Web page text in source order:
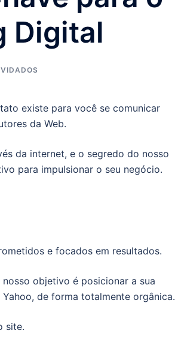
Digital
existe para você se comunicar
da Web.
da internet, e o segredo do nosso
para impulsionar o seu negócio.
e focados em resultados.
objetivo é posicionar a sua
de forma totalmente orgânica.
site.